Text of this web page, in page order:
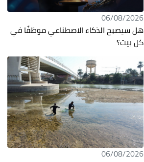
06/08/2026
هل سيصبح الذكاء الاصطناعي موظفًا في
كل بيت؟
06/08/2026